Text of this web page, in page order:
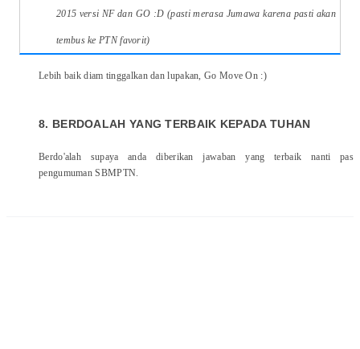
2015 versi NF dan GO :D (pasti merasa Jumawa karena pasti akan
tembus ke PTN favorit)
Lebih baik diam tinggalkan dan lupakan, Go Move On :)
8. BERDOALAH YANG TERBAIK KEPADA TUHAN
Berdo'alah supaya anda diberikan jawaban yang terbaik nanti pas
pengumuman SBMPTN.